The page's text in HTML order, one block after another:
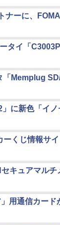
ナーに、
タイ「C3003P
Memplug SD/
に新色「イノ
くじ情報サイ
キュアマルチ
用通信カード